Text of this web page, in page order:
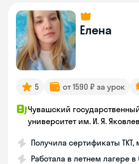
Елена
5 от 1590 ₽ за урок
Чувашский
университет им. И. Я.
Получила сертификаты TKT,
Работала в летнем лагере